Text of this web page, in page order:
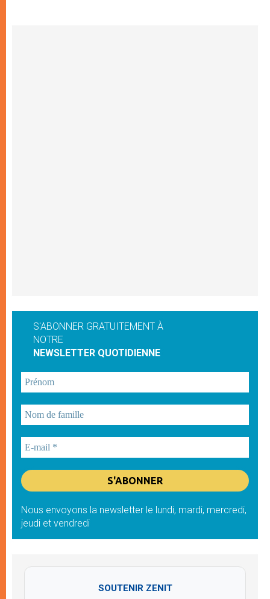
S'ABONNER GRATUITEMENT À
NOTRE
NEWSLETTER QUOTIDIENNE
Nous envoyons la newsletter le lundi, mardi, mercredi,
jeudi et vendredi
SOUTENIR ZENIT